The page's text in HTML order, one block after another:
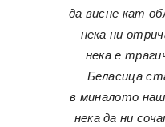
да висне кат
нека ни
нека е
Беласица
в миналото
нека да ни